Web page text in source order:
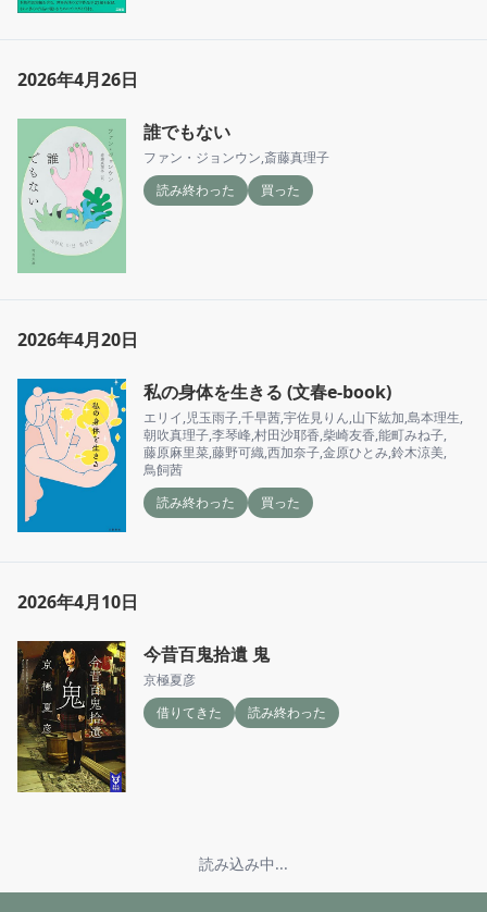
2026年4月26日
誰でもない
ファン・ジョンウン,斎藤真理子
読み終わった
買った
2026年4月20日
私の身体を生きる (文春e-book)
エリイ,児玉雨子,千早茜,宇佐見りん,山下紘加,島本理生,
朝吹真理子,李琴峰,村田沙耶香,柴崎友香,能町みね子,
藤原麻里菜,藤野可織,西加奈子,金原ひとみ,鈴木涼美,
鳥飼茜
読み終わった
買った
2026年4月10日
今昔百鬼拾遺 鬼
京極夏彦
借りてきた
読み終わった
読み込み中...